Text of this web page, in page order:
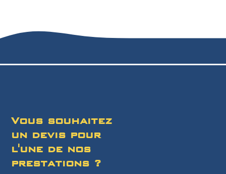
Vous souhaitez
un devis pour
l'une de nos
prestations ?